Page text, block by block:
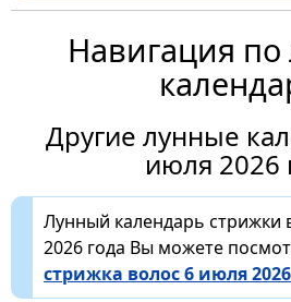
Навигация
Другие лунные
июля 2026
Лунный календарь стрижки
2026 года Вы можете
стрижка волос 6 июля